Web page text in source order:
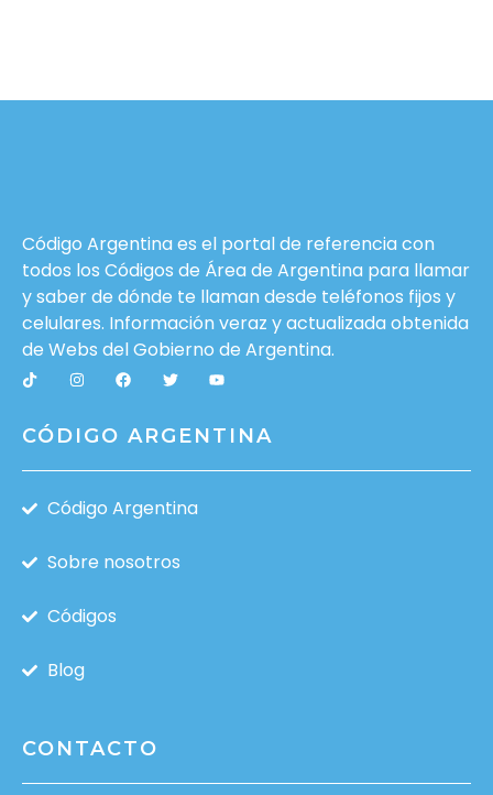
Código Argentina es el portal de referencia con
todos los Códigos de Área de Argentina para llamar
y saber de dónde te llaman desde teléfonos fijos y
celulares. Información veraz y actualizada obtenida
de Webs delGobierno de Argentina.
CÓDIGO ARGENTINA
Código Argentina
Sobre nosotros
Códigos
Blog
CONTACTO